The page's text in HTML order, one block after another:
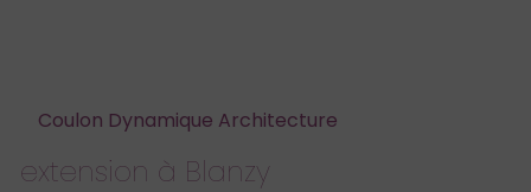
Coulon Dynamique Architecture
extension à Blanzy